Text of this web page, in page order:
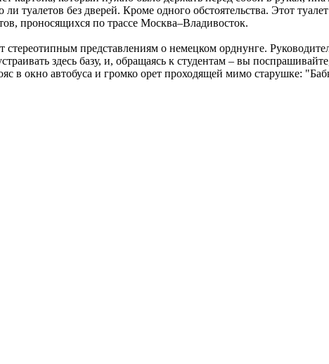
туалетов без дверей. Кроме одного обстоятельства. Этот
проносящихся по трассе Москва–Владивосток.
представлениям о немецком орднунге.
здесь базу, и, обращаясь к студентам – вы
в окно автобуса и громко орет проходящей мимо старушке: